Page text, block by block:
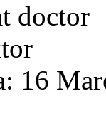
doctor
16